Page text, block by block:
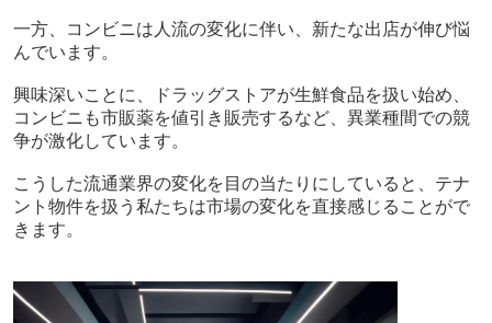
一方、コンビニは人流の変化に伴い、新たな出店が伸び悩
んでいます。
興味深いことに、ドラッグストアが生鮮食品を扱い始め、
コンビニも市販薬を値引き販売するなど、異業種間での競
争が激化しています。
こうした流通業界の変化を目の当たりにしていると、テナ
ント物件を扱う私たちは市場の変化を直接感じることがで
きます。